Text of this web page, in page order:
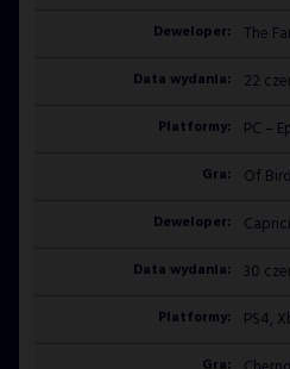
The
22
PC –
Of
30
PS4,